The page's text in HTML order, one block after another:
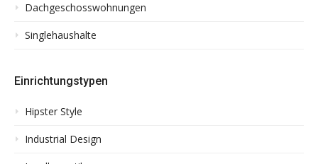
Dachgeschosswohnungen
Singlehaushalte
Einrichtungstypen
Hipster Style
Industrial Design